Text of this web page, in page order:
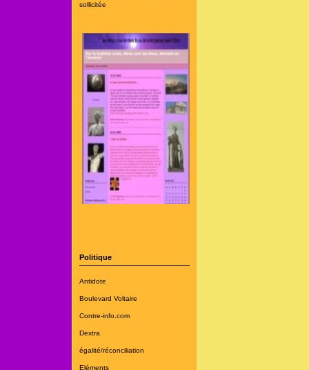
sollicitée
Politique
Antidote
Boulevard Voltaire
Contre-info.com
Dextra
égalité/réconciliation
Eléments